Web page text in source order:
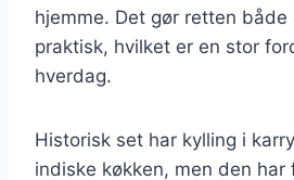
hjemme. Det gør retten både
praktisk, hvilket er en stor
hverdag.
Historisk set har kylling i
indiske køkken, men den